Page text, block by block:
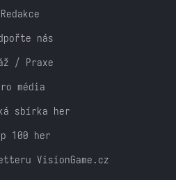
Redakce
nás
/ Praxe
média
sbírka her
100 her
VisionGame.cz